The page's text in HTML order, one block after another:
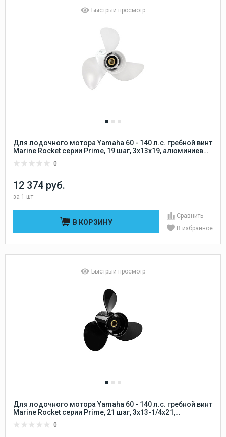
Быстрый просмотр
Для лодочного мотора Yamaha 60 - 140 л.с. гребной винт
Marine Rocket серии Prime, 19 шаг, 3x13x19, алюминиевый
0
12 374 руб.
за 1 шт
В КОРЗИНУ
Сравнить
В избранное
Быстрый просмотр
Для лодочного мотора Yamaha 60 - 140 л.с. гребной винт
Marine Rocket серии Prime, 21 шаг, 3x13-1/4x21,
0